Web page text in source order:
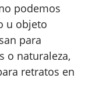
podemos
u objeto
para
o naturaleza,
retratos en